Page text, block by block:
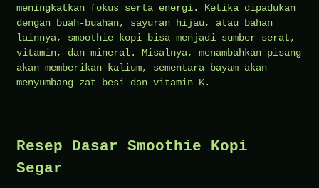
meningkatkan fokus serta energi. Ketika dipadukan
dengan buah-buahan, sayuran hijau, atau bahan
lainnya, smoothie kopi bisa menjadi sumber serat,
vitamin, dan mineral. Misalnya, menambahkan pisang
akan memberikan kalium, sementara bayam akan
menyumbang zat besi dan vitamin K.
Resep Dasar Smoothie Kopi
Segar